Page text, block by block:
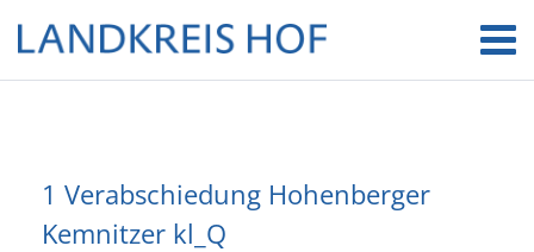
1 Verabschiedung Hohenberger
Kemnitzer kl_Q